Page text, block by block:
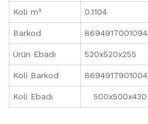
Koli m³ 0.1104
Barkod 8694917001094
Ürün Ebadı 520x520x255
Koli Barkod 8694917901004
Koli Ebadı 500x500x430